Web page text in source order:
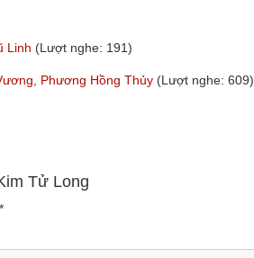
Linh (Lượt nghe: 191)
Phương Hồng Thủy (Lượt nghe: 609)
Tử Long
*